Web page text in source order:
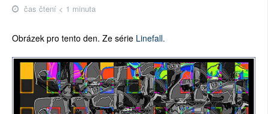
čas čtení < 1 minuta
Obrázek pro tento den. Ze série Linefall.